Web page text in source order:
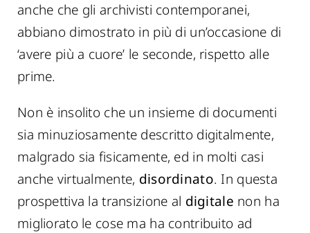
anche che gli archivisti contemporanei,
abbiano dimostrato in più di un’occasione di
‘avere più a cuore’ le seconde, rispetto alle
prime.
Non è insolito che un insieme di documenti
sia minuziosamente descritto digitalmente,
malgrado sia fisicamente, ed in molti casi
anche virtualmente, disordinato. In questa
prospettiva la transizione al digitale non ha
migliorato le cose ma ha contribuito ad